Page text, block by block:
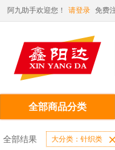
阿九助手欢迎您！ 请登录 免费
全部商品分类
全部结果 大分类：针织类 